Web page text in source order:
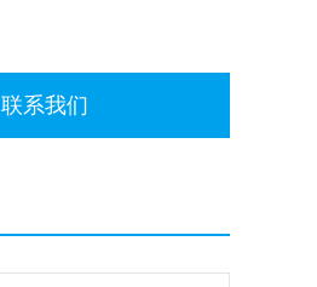
联系我们